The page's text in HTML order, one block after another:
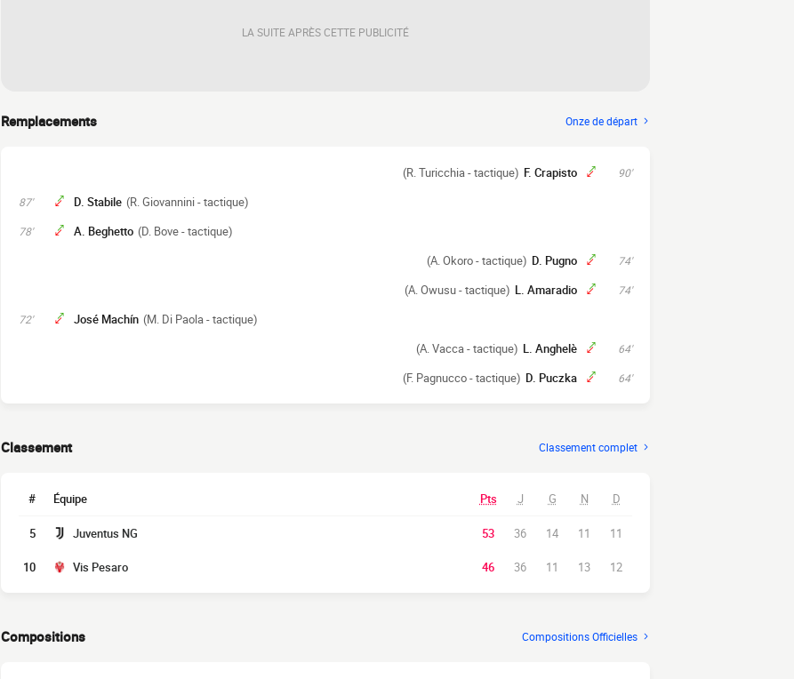
LA SUITE APRÈS CETTE PUBLICITÉ
Remplacements Onze de départ
90'
F. Crapisto
(R. Turicchia - tactique)
87' D. Stabile (R. Giovannini - tactique)
78' A. Beghetto (D. Bove - tactique)
74'
D. Pugno
(A. Okoro - tactique)
74'
L. Amaradio
(A. Owusu - tactique)
72' José Machín (M. Di Paola - tactique)
64'
L. Anghelè
(A. Vacca - tactique)
64'
D. Puczka
(F. Pagnucco - tactique)
Classement Classement complet
# Équipe Pts J G N D
5 Juventus NG 53 36 14 11 11
10 Vis Pesaro 46 36 11 13 12
Compositions Compositions Officielles